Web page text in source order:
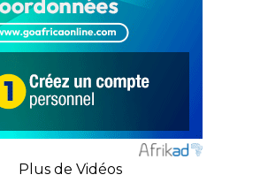
Plus de Vidéos